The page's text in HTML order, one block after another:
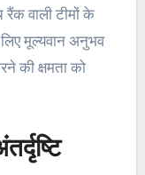
वाली टीमों के
मूल्यवान अनुभव
की क्षमता को